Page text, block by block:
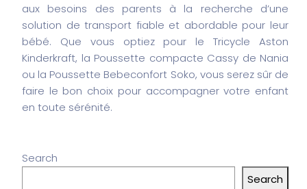
aux besoins des parents à la recherche d’une
solution de transport fiable et abordable pour leur
bébé. Que vous optiez pour le Tricycle Aston
Kinderkraft, la Poussette compacte Cassy de Nania
ou la Poussette Bebeconfort Soko, vous serez sûr de
faire le bon choix pour accompagner votre enfant
en toute sérénité.
Search
Search